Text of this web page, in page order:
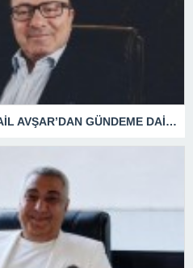
AVŞAR AŞİRETİ LİDERİ İSMAİL AVŞAR’DAN GÜNDEME DAİR AÇIKLAMA!